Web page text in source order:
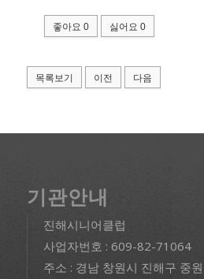
좋아요 0 싫어요 0
목록보기 이전 다음
기관안내
진해시니어클럽
사업자번호 : 609-82-71064
주소 : 경남 창원시 진해구 중